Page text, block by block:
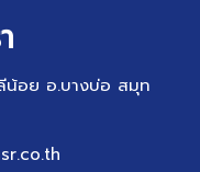
น้อย อ.บางบ่อ สมุท